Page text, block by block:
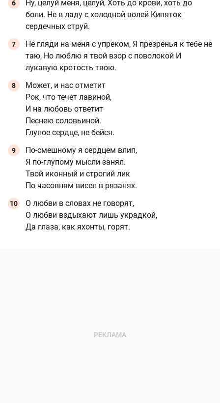
Ну, целуй меня, целуй, Хоть до крови, хоть до
боли. Не в ладу с холодной волей Кипяток
сердечных струй.
Не гляди на меня с упреком, Я презренья к тебе не
таю, Но люблю я твой взор с поволокой И
лукавую кротость твою.
Может, и нас отметит
Рок, что течет лавиной,
И на любовь ответит
Песнею соловьиной.
Глупое сердце, не бейся.
По-смешному я сердцем влип,
Я по-глупому мысли занял.
Твой иконный и строгий лик
По часовням висел в рязанях.
О любви в словах не говорят,
О любви вздыхают лишь украдкой,
Да глаза, как яхонты, горят.